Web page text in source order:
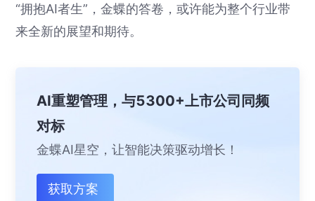
“拥抱AI者生”，金蝶的答卷，或许能为整个行业带
来全新的展望和期待。
AI重塑管理，与5300+上市公司同频
对标
金蝶AI星空，让智能决策驱动增长！
获取方案